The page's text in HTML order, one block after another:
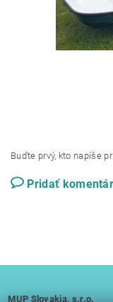
Buďte prvý, kto napíše
Pridať komentár
MUP Slovakia, s.r.o.